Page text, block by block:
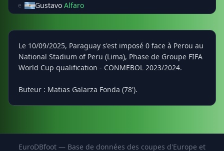
e
Gustavo Alfaro
Le 10/09/2025, Paraguay s'est imposé 0 face à Perou au
National Stadium of Peru (Lima), Phase de Groupe FIFA
World Cup qualification - CONMEBOL 2023/2024.
Buteur : Matias Galarza Fonda (78').
EuroDBfoot — Base de données des coupes d'Europe et